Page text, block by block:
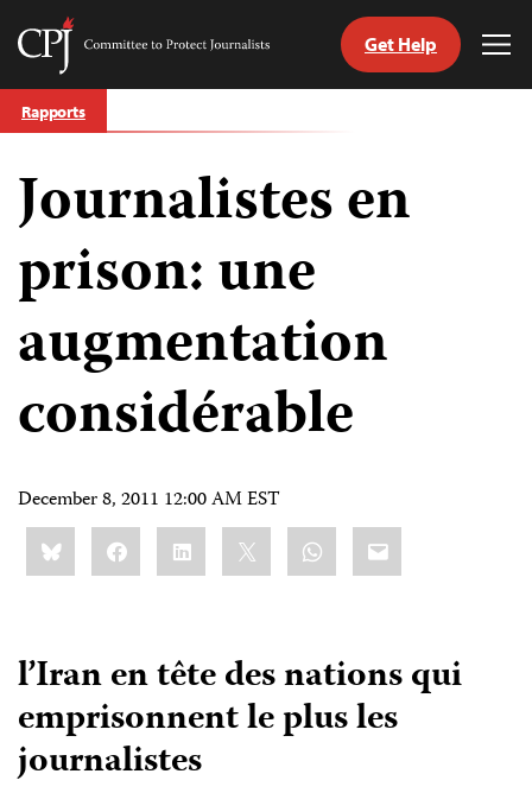
Skip
to
Committee
Journalists
Get Help
Rapports
Journalistes en
prison: une
augmentation
considérable
December 8, 2011 12:00 AM EST
Share
this:BlueskyFacebookLinkedIn WhatsApp
Email
l’Iran en tête des nations qui
emprisonnent le plus les
journalistes